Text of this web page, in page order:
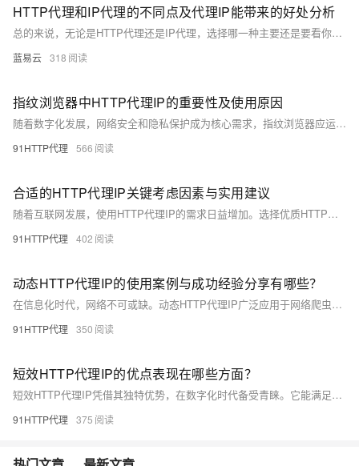
HTTP代理和IP代理的不同点及代理IP能带来的好处分析
总的来说，无论是HTTP代理还是IP代理，选择哪一种主要还是要看你的需求和使用场景，同时也要为可能的风险做好准备。
蓝易云 318
指纹浏览器中HTTP代理IP的重要性及使用原因
随着数字化发展，网络安全和隐私保护成为核心需求，指纹浏览器应运而生。它通过客户端信息唯一标识用户身份。搭配HTTP代理IP可增强安全性，具体表现为：1. 保护用户地址；2. 提高信息安全；3. 防止指纹检测；4. 增强网络安全。HTTP代理以其稳定性、安全性，在网络营销等领域发挥重要作用，二者结合为用户提供更强的隐私和安全保护。
91HTTP代理 566
合适的HTTP代理IP关键考虑因素与实用建议
随着互联网发展，使用HTTP代理IP的需求日益增加。选择优质HTTP代理IP时需注意：1. 速度和稳定性；2. 用户信息保护；3. 地域性；4. 带宽上限；5. 支持的协议；6. 客户支持；7. 用户评价和信誉；8. 价格和性价比。确保选择可靠的代理服务，满足业务需求。
91HTTP代理 402
动态HTTP代理IP的使用案例与成功经验分享有哪些？
在信息化时代，网络不可或缺。动态HTTP代理IP广泛应用于网络爬虫、信息安全保护、安全访问站点和市场调研等领域。通过选择合适的代理服务、合理配置请求频率、监控IP状态、使用代理池及结合其他技术，用户可提升工作效率和数据安全性。
91HTTP代理 350
短效HTTP代理IP的优点表现在哪些方面？
短效HTTP代理IP凭借其独特优势，在数字化时代备受青睐。它能满足多种业务场景，如广告推广、数据采集等，支持多个API参数，提供高效稳定的个性化定制服务。短效代理IP用量大、更换频繁，确保正常访问行为，提升业务执行效率。选择高质量的HTTP代理服务商，能保证更好的稳定性和请求速度，满足用户的核心需求。
91HTTP代理 375